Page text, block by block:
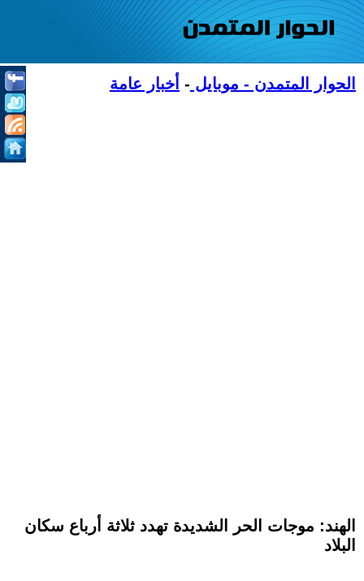
الحوار المتمدن - موبايل - أخبار عامة
الهند: موجات الحر الشديدة تهدد ثلاثة أرباع سكان
البلاد